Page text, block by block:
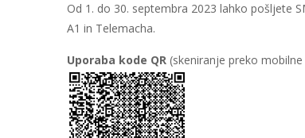
Od 1. do 30. septembra 2023 lahko pošljete
A1 in Telemacha.
Uporaba kode QR (skeniranje preko mobilne